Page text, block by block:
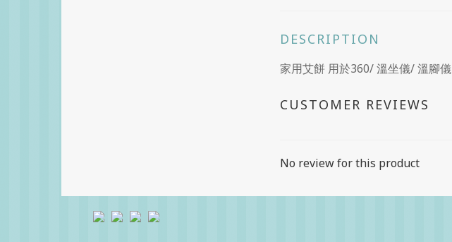
DESCRIPTION
家用艾餅 用於360/ 溫坐儀/ 溫腳儀
CUSTOMER REVIEWS
No review for this product